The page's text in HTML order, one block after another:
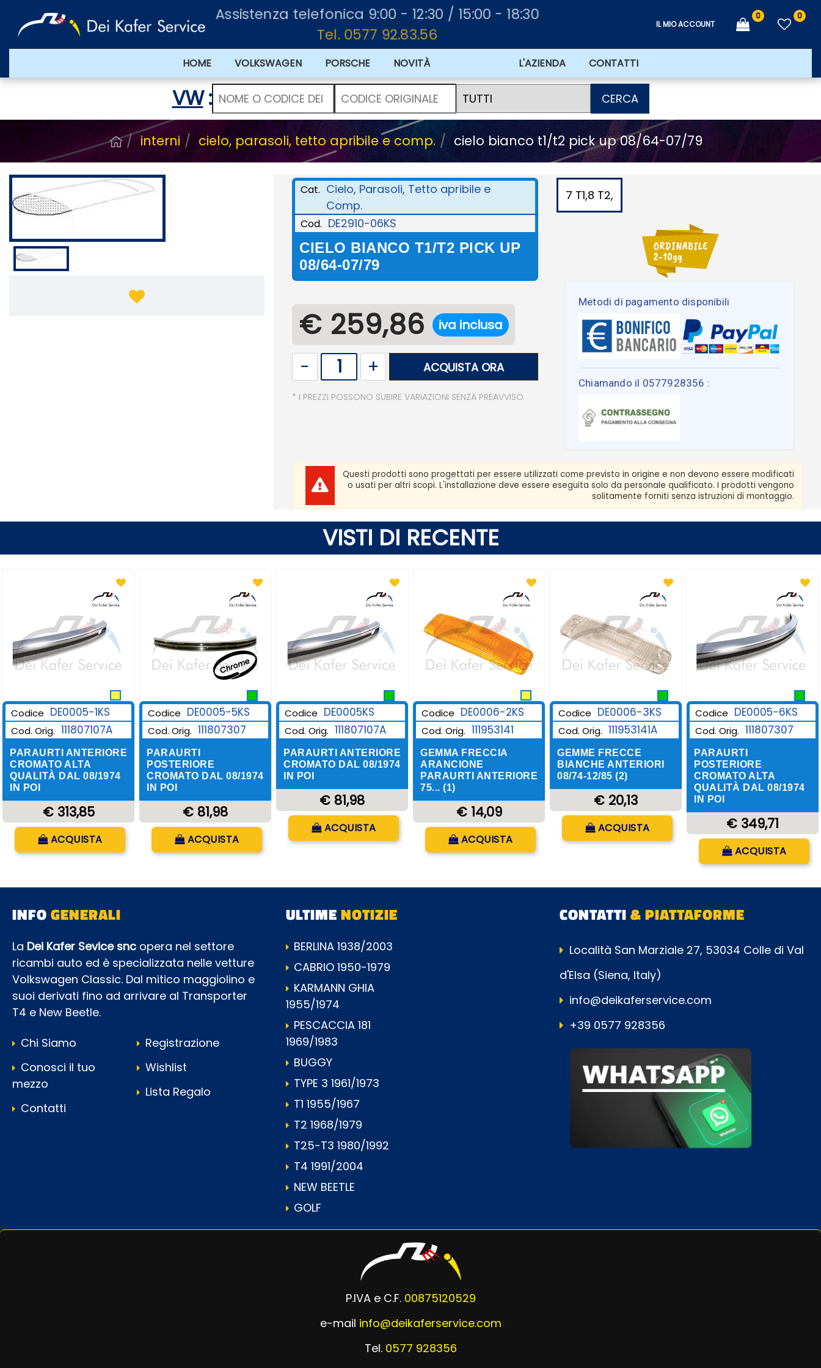
Assistenza telefonica 9:00 - 12:30 / 15:00 - 18:30
Tel. 0577 92.83.56
IL MIO ACCOUNT
0 0
HOME VOLKSWAGEN PORSCHE NOVITÀ L'AZIENDA CONTATTI
VW: CERCA
interni cielo, parasoli, tetto apribile e comp. cielo bianco t1/t2 pick up 08/64-07/79
Cat. Cielo, Parasoli, Tetto apribile e
Comp.
Cod. DE2910-06KS
CIELO BIANCO T1/T2 PICK UP
08/64-07/79
€ 259,86 iva inclusa
ACQUISTA ORA
* I PREZZI POSSONO SUBIRE VARIAZIONI SENZA PREAVVISO
7 T1,8 T2,
Metodi di pagamento disponibili
Chiamando il 0577928356 :
Questi prodotti sono progettati per essere utilizzati come previsto in origine e non devono essere modificati
o usati per altri scopi. L'installazione deve essere eseguita solo da personale qualificato. I prodotti vengono
solitamente forniti senza istruzioni di montaggio.
VISTI DI RECENTE
Codice DE0005-1KS
Cod. Orig. 111807107A
PARAURTI ANTERIORE
CROMATO ALTA
QUALITÀ DAL 08/1974
IN POI
€ 313,85
ACQUISTA
Codice DE0005-5KS
Cod. Orig. 111807307
PARAURTI
POSTERIORE
CROMATO DAL 08/1974
IN POI
€ 81,98
ACQUISTA
Codice DE0005KS
Cod. Orig. 111807107A
PARAURTI ANTERIORE
CROMATO DAL 08/1974
IN POI
€ 81,98
ACQUISTA
Codice DE0006-2KS
Cod. Orig. 111953141
GEMMA FRECCIA
ARANCIONE
PARAURTI ANTERIORE
75... (1)
€ 14,09
ACQUISTA
Codice DE0006-3KS
Cod. Orig. 111953141A
GEMME FRECCE
BIANCHE ANTERIORI
08/74-12/85 (2)
€ 20,13
ACQUISTA
Codice DE0005-6KS
Cod. Orig. 111807307
PARAURTI
POSTERIORE
CROMATO ALTA
QUALITÀ DAL 08/1974
IN POI
€ 349,71
ACQUISTA
INFOGENERALI
La Dei Kafer Sevice snc opera nel settore
ricambi auto ed è specializzata nelle vetture
Volkswagen Classic. Dal mitico maggiolino e
suoi derivati fino ad arrivare al Transporter
T4 e New Beetle.
Chi Siamo
Conosci il tuo
mezzo
Contatti
Registrazione
Wishlist
Lista Regalo
ULTIMENOTIZIE
BERLINA 1938/2003
CABRIO 1950-1979
KARMANN GHIA
1955/1974
PESCACCIA 181
1969/1983
BUGGY
TYPE 3 1961/1973
T1 1955/1967
T2 1968/1979
T25-T3 1980/1992
T4 1991/2004
NEW BEETLE
GOLF
CONTATTI& PIATTAFORME
Località San Marziale 27, 53034 Colle di Val
d'Elsa (Siena, Italy)
info@deikaferservice.com
+39 0577 928356
P.IVA e C.F. 00875120529
e-mail info@deikaferservice.com
Tel. 0577 928356